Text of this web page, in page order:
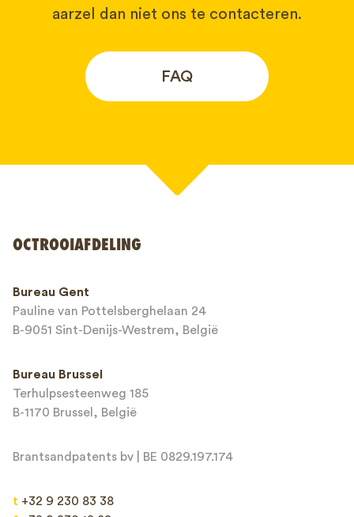
aarzel dan niet ons te contacteren.
FAQ
E-mailadres*
Bericht*
OCTROOIAFDELING
Bureau Gent
Pauline van Pottelsberghelaan 24
B-9051 Sint-Denijs-Westrem, België
Bureau Brussel
Terhulpsesteenweg 185
B-1170 Brussel, België
Brantsandpatents bv | BE 0829.197.174
t +32 9 230 83 38